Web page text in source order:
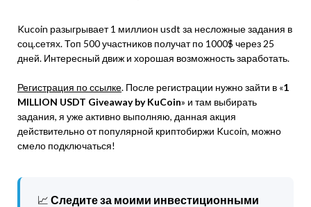
Kucoin разыгрывает 1 миллион usdt за несложные задания в
соц.сетях. Топ 500 участников получат по 1000$ через 25
дней. Интересный движ и хорошая возможность заработать.
Регистрация по ссылке. После регистрации нужно зайти в «1
MILLION USDT Giveaway by KuCoin» и там выбирать
задания, я уже активно выполняю, данная акция
действительно от популярной криптобиржи Kucoin, можно
смело подключаться!
📈 Следите за моими инвестиционными